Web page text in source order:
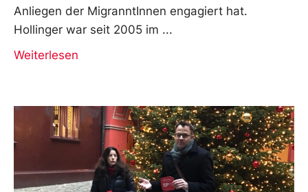
Anliegen der MigranntInnen engagiert hat.
Hollinger war seit 2005 im
Weiterlesen